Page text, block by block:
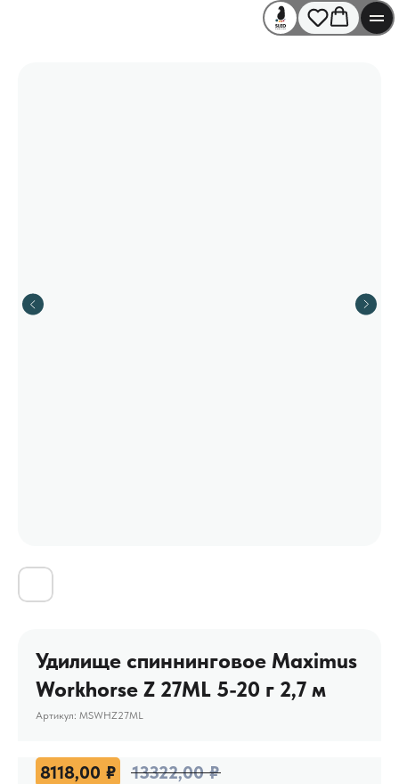
Удилище спиннинговое Maximus
Workhorse Z 27ML 5-20 г 2,7 м
Артикул: MSWHZ27ML
8118,00 ₽ 13322,00 ₽